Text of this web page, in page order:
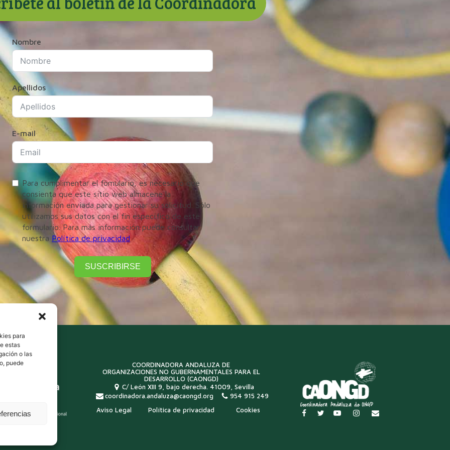
para
estas
o las
puede
Nombre
Apellidos
E-mail
Para cumplimentar el fomulario, es necesario que
consienta que este sitio web almacene la
información enviada para gestionar su solicitud. Sólo
utilizamos sus datos con el fin específico de este
formulario. Para más información puede consultar
nuestra Política de privacidad
SUSCRIBIRSE
COORDINADORA ANDALUZA DE
ORGANIZACIONES NO GUBERNAMENTALES PARA EL
DESARROLLO (CAONGD)
C/ León XIII 9, bajo derecha. 41009, Sevilla
coordinadora.andaluza@caongd.org
954 915 249
Aviso Legal
Política de privacidad Cookies